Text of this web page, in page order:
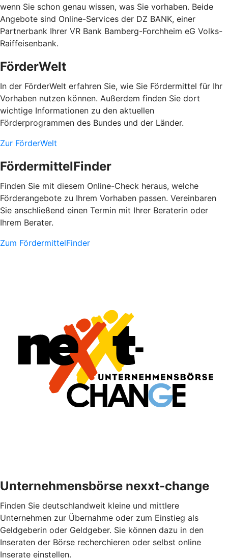
wenn Sie schon genau wissen, was Sie vorhaben. Beide
Angebote sind Online-Services der DZ BANK, einer
Partnerbank Ihrer VR Bank Bamberg-Forchheim eG Volks-
Raiffeisenbank.
FörderWelt
In der FörderWelt erfahren Sie, wie Sie Fördermittel für Ihr
Vorhaben nutzen können. Außerdem finden Sie dort
wichtige Informationen zu den aktuellen
Förderprogrammen des Bundes und der Länder.
Zur FörderWelt
FördermittelFinder
Finden Sie mit diesem Online-Check heraus, welche
Förderangebote zu Ihrem Vorhaben passen. Vereinbaren
Sie anschließend einen Termin mit Ihrer Beraterin oder
Ihrem Berater.
Zum FördermittelFinder
Unternehmensbörse nexxt-change
Finden Sie deutschlandweit kleine und mittlere
Unternehmen zur Übernahme oder zum Einstieg als
Geldgeberin oder Geldgeber. Sie können dazu in den
Inseraten der Börse recherchieren oder selbst online
Inserate einstellen.